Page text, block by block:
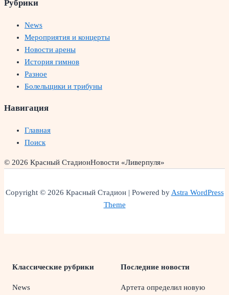
Рубрики
News
Мероприятия и концерты
Новости арены
История гимнов
Разное
Болельщики и трибуны
Навигация
Главная
Поиск
© 2026 Красный СтадионНовости «Ливерпуля»
Copyright © 2026 Красный Стадион | Powered byAstra WordPress
Theme
Классические рубрики
News
Последние новости
Артета определил новую